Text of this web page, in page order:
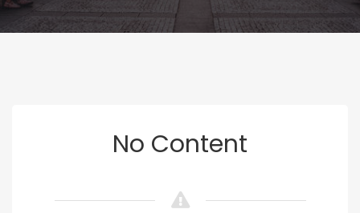
No Content